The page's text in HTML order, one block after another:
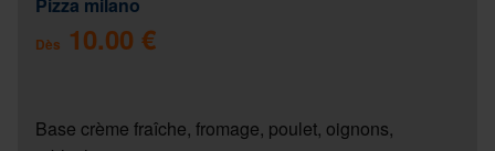
Dès 10.00 €
Base crème fraîche, fromage, poulet, oignons,